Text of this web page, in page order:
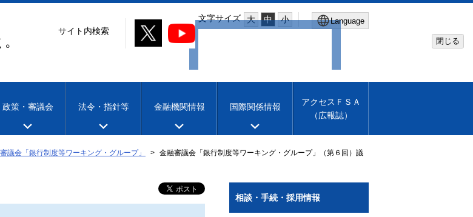
文字サイズ 大 中 小 Language
Machine translation
閉じる
サイト内検索
政策・審議会 法令・指針等 金融機関情報 国際関係情報
アクセスＦＳＡ
（広報誌）
議会「銀行制度等ワーキング・グループ」
金融審議会「銀行制度等ワーキング・グループ」（第６回）議
相談・手続・採用情報